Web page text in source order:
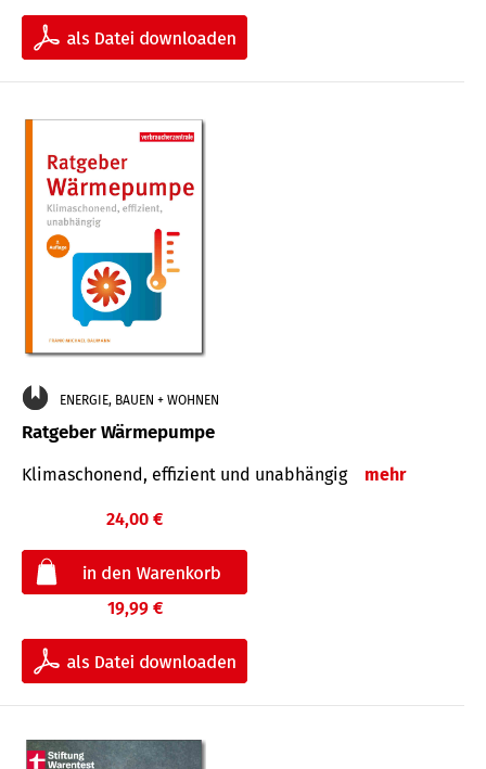
ENERGIE, BAUEN + WOHNEN
Ratgeber Wärmepumpe
Klimaschonend, effizient und unabhängig mehr
24,00 €
19,99 €